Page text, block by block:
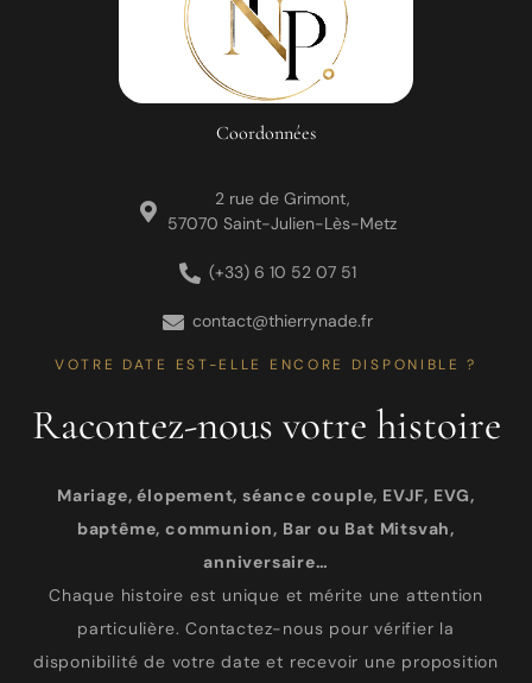
Coordonnées
2 rue de Grimont,
57070 Saint-Julien-Lès-Metz
(+33) 6 10 52 07 51
contact@thierrynade.fr
VOTRE DATE EST-ELLE ENCORE DISPONIBLE ?
Racontez-nous votre histoire
Mariage, élopement, séance couple, EVJF, EVG,
baptême, communion, Bar ou Bat Mitsvah,
anniversaire…
Chaque histoire est unique et mérite une attention
particulière. Contactez-nous pour vérifier la
disponibilité de votre date et recevoir une proposition